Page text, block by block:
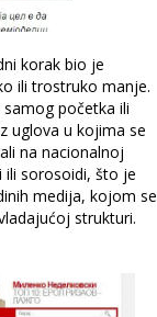
korak bio je
ili trostruko manje.
početka ili
uglova u kojima se
na nacionalnoj
ili sorosoidi, što je
medija, kojom se
strukturi.